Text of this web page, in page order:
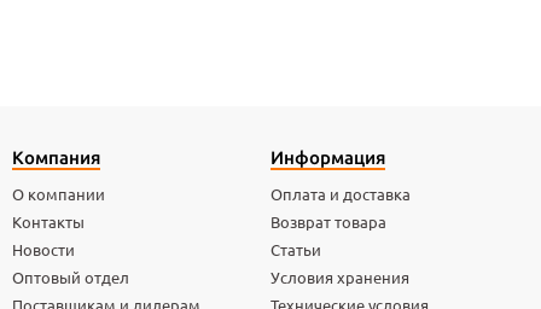
Компания
О компании
Контакты
Новости
Оптовый отдел
Поставщикам и дилерам
Информация
Оплата и доставка
Возврат товара
Статьи
Условия хранения
Технические условия